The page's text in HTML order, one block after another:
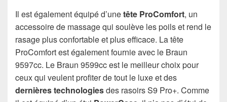
Il est également équipé d’unetête ProComfort, un
accessoire de massage qui soulève les poils et rend le
rasage plus confortable et plus efficace. La tête
ProComfort est également fournie avec le Braun
9597cc. Le Braun 9599cc est le meilleur choix pour
ceux qui veulent profiter de tout le luxe et des
dernières technologiesdes rasoirs S9 Pro+. Comme